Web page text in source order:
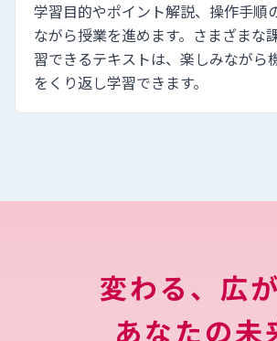
学習目的やポイント解説、操作手順
ながら授業を進めます。さまざまな
習できるテキストは、楽しみながら
をくり返し学習できます。
変わる、広
あなたの未